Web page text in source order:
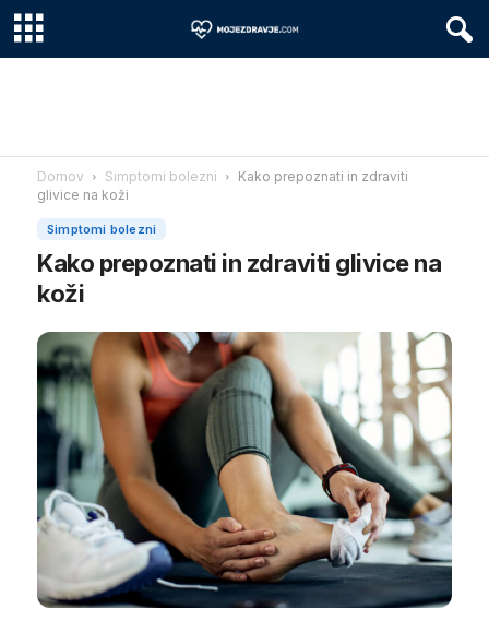
Domov Simptomi bolezni
Kako prepoznati in zdraviti
glivice na koži
Simptomi bolezni
Kako prepoznati in zdraviti glivice na
koži